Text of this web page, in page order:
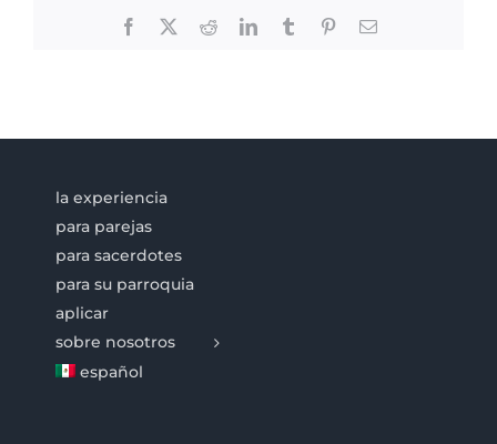
Facebook RedditLinkedInTumblr PinterestEmail
la experiencia
para parejas
para sacerdotes
para su parroquia
aplicar
sobre nosotros
español